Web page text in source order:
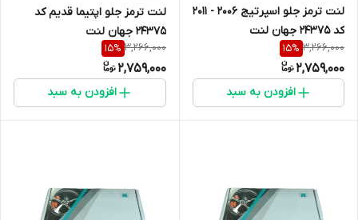
لنت ترمز جلو اسپرتیج 2006 - 2011
کد 24375 جهان لنت
3,266,000
15%
2,759,000
افزودن به سبد
لنت ترمز جلو اپتیما قدیم کد
24375 جهان لنت
3,266,000
15%
2,759,000
افزودن به سبد